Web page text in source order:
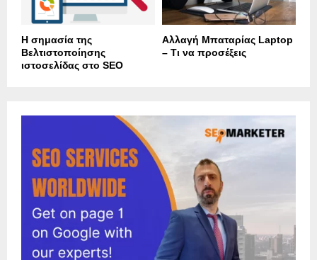
Η σημασία της
Βελτιστοποίησης
ιστοσελίδας στο SEO
Αλλαγή Μπαταρίας Laptop
– Τι να προσέξεις